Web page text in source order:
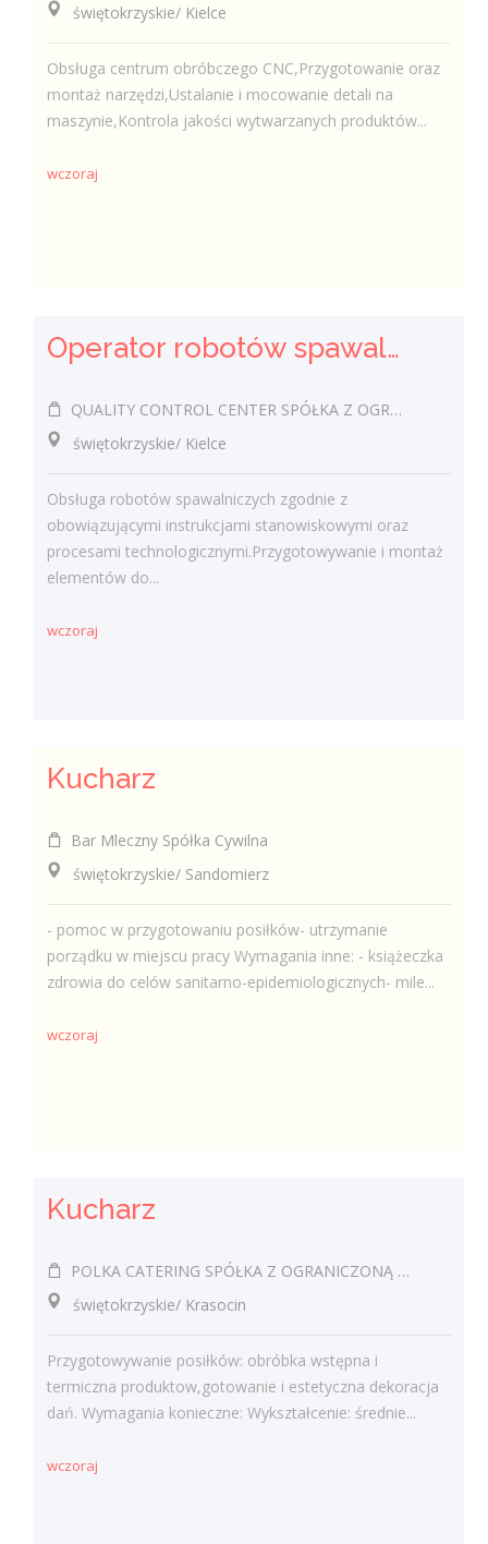
świętokrzyskie/ Kielce
Obsługa centrum obróbczego CNC,Przygotowanie oraz
montaż narzędzi,Ustalanie i mocowanie detali na
maszynie,Kontrola jakości wytwarzanych produktów...
wczoraj
Operator robotów spawalniczych (m/k)
QUALITY CONTROL CENTER SPÓŁKA Z OGRANICZONĄ ODPOWIEDZIALNOŚCIĄ
świętokrzyskie/ Kielce
Obsługa robotów spawalniczych zgodnie z
obowiązującymi instrukcjami stanowiskowymi oraz
procesami technologicznymi.Przygotowywanie i montaż
elementów do...
wczoraj
Kucharz
Bar Mleczny Spółka Cywilna
świętokrzyskie/ Sandomierz
- pomoc w przygotowaniu posiłków- utrzymanie
porządku w miejscu pracy Wymagania inne: - książeczka
zdrowia do celów sanitarno-epidemiologicznych- mile...
wczoraj
Kucharz
POLKA CATERING SPÓŁKA Z OGRANICZONĄ ODPOWIEDZIALNOŚCIĄ
świętokrzyskie/ Krasocin
Przygotowywanie posiłków: obróbka wstępna i
termiczna produktow,gotowanie i estetyczna dekoracja
dań. Wymagania konieczne: Wykształcenie: średnie...
wczoraj